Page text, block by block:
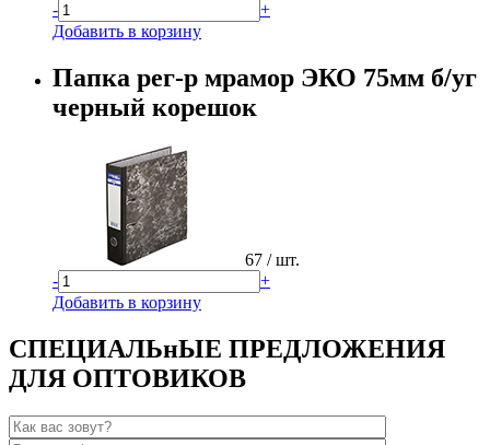
-
+
Добавить в корзину
Папка рег-р мрамор ЭКО 75мм б/уг
черный корешок
67 / шт.
-
+
Добавить в корзину
СПЕЦИАЛЬнЫЕ ПРЕДЛОЖЕНИЯ
ДЛЯ ОПТОВИКОВ